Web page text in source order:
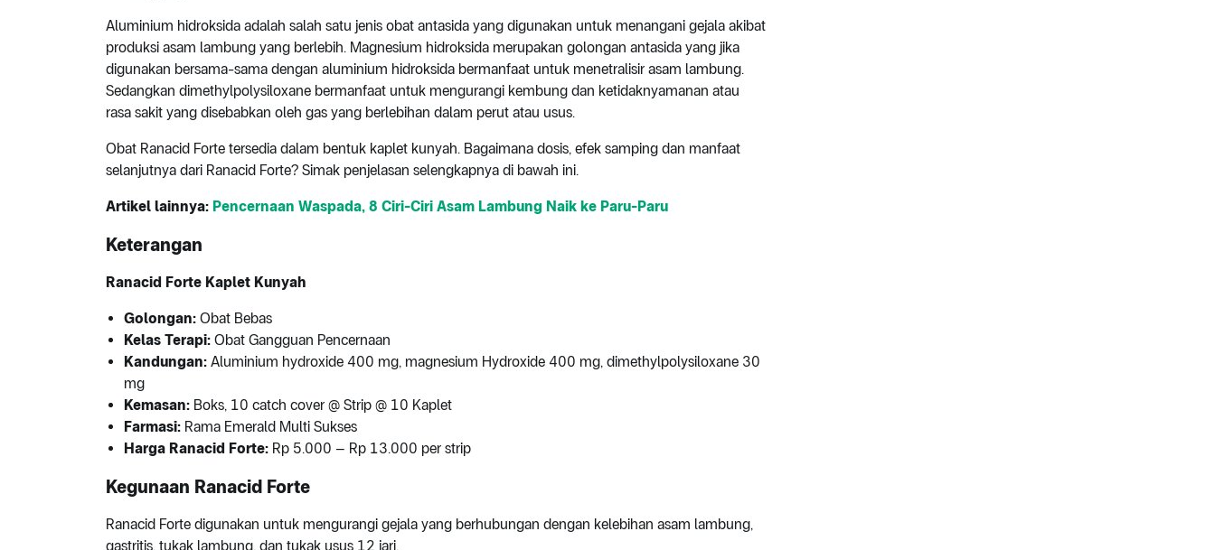
Aluminium hidroksida adalah salah satu jenis obat antasida yang digunakan untuk menangani gejala akibat
produksi asam lambung yang berlebih. Magnesium hidroksida merupakan golongan antasida yang jika
digunakan bersama-sama dengan aluminium hidroksida bermanfaat untuk menetralisir asam lambung.
Sedangkan dimethylpolysiloxane bermanfaat untuk mengurangi kembung dan ketidaknyamanan atau
rasa sakit yang disebabkan oleh gas yang berlebihan dalam perut atau usus.
Obat Ranacid Forte tersedia dalam bentuk kaplet kunyah. Bagaimana dosis, efek samping dan manfaat
selanjutnya dari Ranacid Forte? Simak penjelasan selengkapnya di bawah ini.
Artikel lainnya: Pencernaan Waspada, 8 Ciri-Ciri Asam Lambung Naik ke Paru-Paru
Keterangan
Ranacid Forte Kaplet Kunyah
Golongan: Obat Bebas
Kelas Terapi: Obat Gangguan Pencernaan
Kandungan: Aluminium hydroxide 400 mg, magnesium Hydroxide 400 mg, dimethylpolysiloxane 30
mg
Kemasan: Boks, 10 catch cover @ Strip @ 10 Kaplet
Farmasi: Rama Emerald Multi Sukses
Harga Ranacid Forte: Rp 5.000 – Rp 13.000 per strip
Kegunaan Ranacid Forte
Ranacid Forte digunakan untuk mengurangi gejala yang berhubungan dengan kelebihan asam lambung,
gastritis, tukak lambung, dan tukak usus 12 jari.